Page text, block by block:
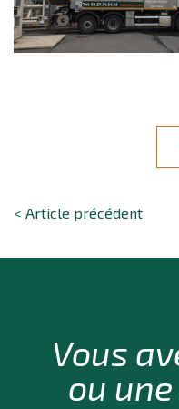
< Article précédent
Vous
ou